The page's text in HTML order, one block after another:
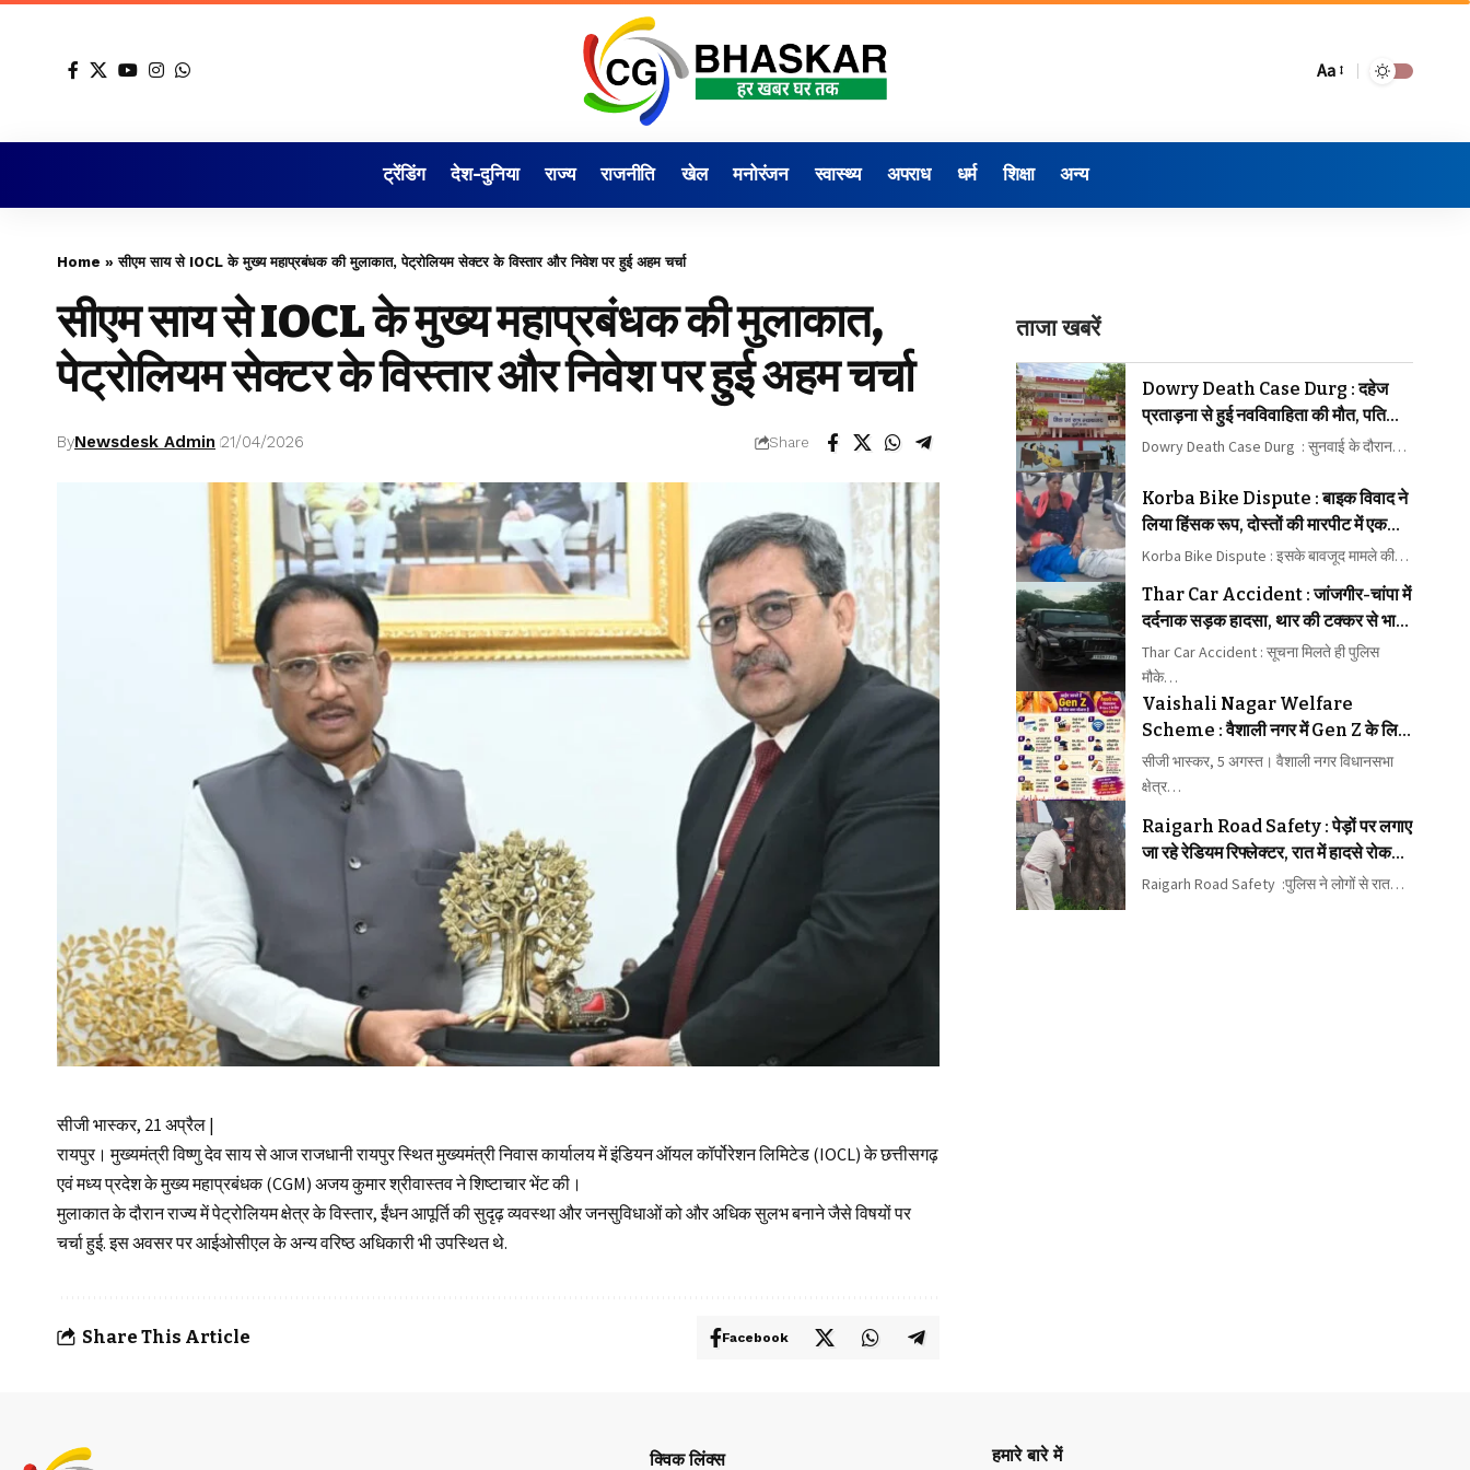
Aa
ट्रेंडिंग देश-दुनिया राज्य राजनीति खेल मनोरंजन स्वास्थ्य अपराध धर्म शिक्षा अन्य
Home »सीएम साय से IOCL के मुख्य महाप्रबंधक की मुलाकात, पेट्रोलियम सेक्टर के विस्तार और निवेश पर हुई अहम चर्चा
सीएम साय से IOCL के मुख्य महाप्रबंधक की मुलाकात,
पेट्रोलियम सेक्टर के विस्तार और निवेश पर हुई अहम चर्चा
ByNewsdesk Admin 21/04/2026 Share
सीजी भास्कर, 21 अप्रैल |
रायपुर। मुख्यमंत्री विष्णु देव साय से आज राजधानी रायपुर स्थित मुख्यमंत्री निवास कार्यालय में इंडियन ऑयल कॉर्पोरेशन लिमिटेड (IOCL) के छत्तीसगढ़
एवं मध्य प्रदेश के मुख्य महाप्रबंधक (CGM) अजय कुमार श्रीवास्तव ने शिष्टाचार भेंट की।
मुलाकात के दौरान राज्य में पेट्रोलियम क्षेत्र के विस्तार, ईंधन आपूर्ति की सुदृढ़ व्यवस्था और जनसुविधाओं को और अधिक सुलभ बनाने जैसे विषयों पर
चर्चा हुई. इस अवसर पर आईओसीएल के अन्य वरिष्ठ अधिकारी भी उपस्थित थे.
Share This Article Facebook
ताजा खबरें
Dowry Death Case Durg : दहेज
प्रताड़ना से हुई नवविवाहिता की मौत, पति
समेत 5 दोषियों को 10-10 साल की सजा
Dowry Death Case Durg : सुनवाई के दौरान…
Korba Bike Dispute : बाइक विवाद ने
लिया हिंसक रूप, दोस्तों की मारपीट में एक
घायल
Korba Bike Dispute : इसके बावजूद मामले की…
Thar Car Accident : जांजगीर-चांपा में
दर्दनाक सड़क हादसा, थार की टक्कर से भाई-
बहन की मौत
Thar Car Accident : सूचना मिलते ही पुलिस
मौके…
Vaishali Nagar Welfare
Scheme : वैशाली नगर में Gen Z के लिए
10 अगस्त से 16 योजनाएं, 60 वर्ष तक के
नागरिकों के लिए भी नई योजना शुरू करेंगे
सीजी भास्कर, 5 अगस्त। वैशाली नगर विधानसभा
क्षेत्र…
Raigarh Road Safety : पेड़ों पर लगाए
जा रहे रेडियम रिफ्लेक्टर, रात में हादसे रोकने
का अभियान
Raigarh Road Safety :पुलिस ने लोगों से रात…
क्विक लिंक्स हमारे बारे में